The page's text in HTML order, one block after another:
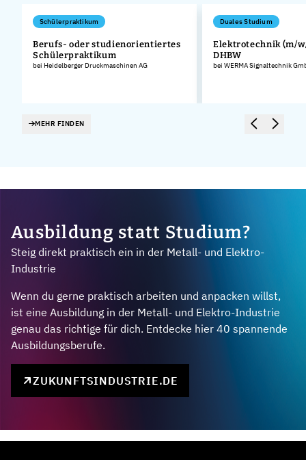
Schülerpraktikum
Berufs- oder studienorientiertes
Schülerpraktikum
bei Heidelberger Druckmaschinen AG
Duales Studium
Elektrotechnik (m/
DHBW
bei WERMA Signaltechnik
MEHR FINDEN
Ausbildung statt Studium?
Steig direkt praktisch ein in der Metall- und Elektro-
Industrie
Wenn du gerne praktisch arbeiten und anpacken willst,
ist eine Ausbildung in der Metall- und Elektro-Industrie
genau das richtige für dich. Entdecke hier 40 spannende
Ausbildungsberufe.
ZUKUNFTSINDUSTRIE.DE